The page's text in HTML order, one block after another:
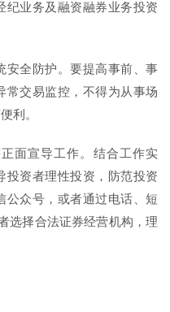
业务及融资融券业务投资
安全防护。要提高事前、事
交易监控，不得为从事场
利。
面宣导工作。结合工作实
资者理性投资，防范投资
公众号，或者通过电话、短
选择合法证券经营机构，理